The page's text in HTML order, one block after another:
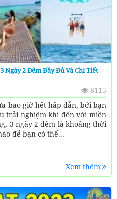
Ngày 2 Đêm Đầy Đủ Và Chi Tiết
8115
bao giờ hết hấp dẫn, bởi bạn
trải nghiệm khi đến với miền
3 ngày 2 đêm là khoảng thời
để bạn có thể...
Xem thêm